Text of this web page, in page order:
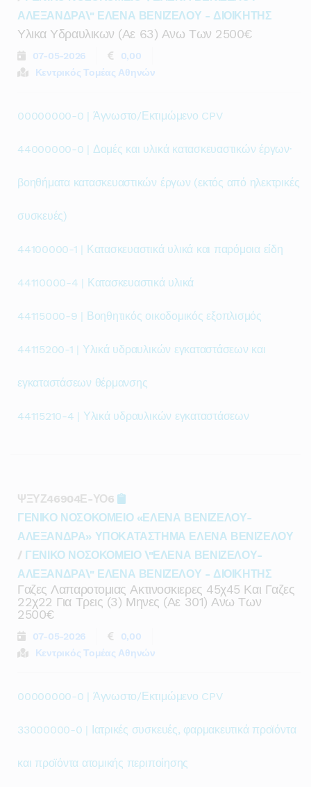
ΑΛΕΞΑΝΔΡΑ\" ΕΛΕΝΑ ΒΕΝΙΖΕΛΟΥ - ΔΙΟΙΚΗΤΗΣ
Υλικα Υδραυλικων (αε 63) Ανω Των 2500€
07-05-2026
0,00
Κεντρικός Τομέας Αθηνών
00000000-0 | Άγνωστο/Εκτιμώμενο CPV
44000000-0 | Δομές και υλικά κατασκευαστικών έργων·
βοηθήματα κατασκευαστικών έργων (εκτός από ηλεκτρικές
συσκευές)
44100000-1 | Κατασκευαστικά υλικά και παρόμοια είδη
44110000-4 | Κατασκευαστικά υλικά
44115000-9 | Βοηθητικός οικοδομικός εξοπλισμός
44115200-1 | Υλικά υδραυλικών εγκαταστάσεων και
εγκαταστάσεων θέρμανσης
44115210-4 | Υλικά υδραυλικών εγκαταστάσεων
ΨΞΥΖ46904Ε-ΥΟ6
ΓΕΝΙΚΟ ΝΟΣΟΚΟΜΕΙΟ «ΕΛΕΝΑ ΒΕΝΙΖΕΛΟΥ-
ΑΛΕΞΑΝΔΡΑ» ΥΠΟΚΑΤΑΣΤΗΜΑ ΕΛΕΝΑ ΒΕΝΙΖΕΛΟΥ
/ ΓΕΝΙΚΟ ΝΟΣΟΚΟΜΕΙΟ \"ΕΛΕΝΑ ΒΕΝΙΖΕΛΟΥ-
ΑΛΕΞΑΝΔΡΑ\" ΕΛΕΝΑ ΒΕΝΙΖΕΛΟΥ - ΔΙΟΙΚΗΤΗΣ
Γαζες Λαπαροτομιας Ακτινοσκιερες 45χ45 Και Γαζες
22χ22 Για Τρεις (3) Μηνες (αε 301) Ανω Των
2500€
07-05-2026
0,00
Κεντρικός Τομέας Αθηνών
00000000-0 | Άγνωστο/Εκτιμώμενο CPV
33000000-0 | Ιατρικές συσκευές, φαρμακευτικά προϊόντα
και προϊόντα ατομικής περιποίησης